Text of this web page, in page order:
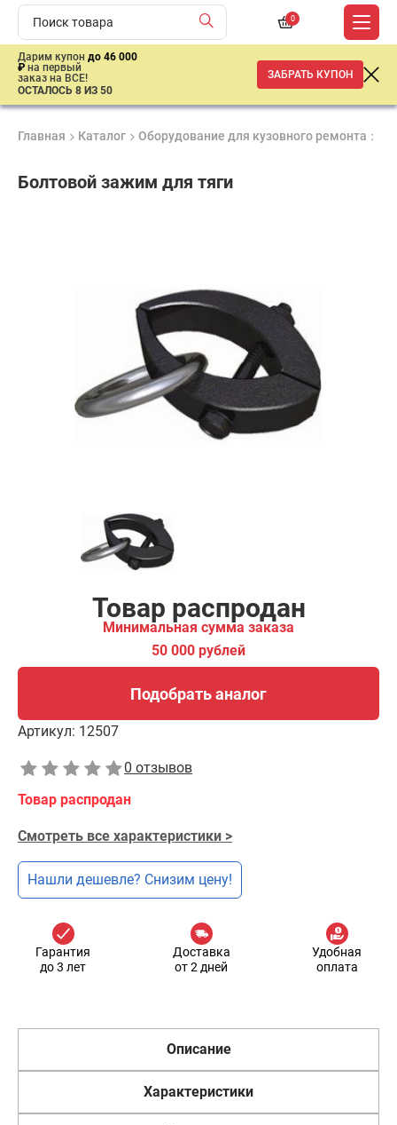
0
Дарим купон до 46 000
₽ на первый
заказ на ВСЕ!
ОСТАЛОСЬ 8 ИЗ 50
ЗАБРАТЬ КУПОН
Главная Каталог Оборудование для кузовного ремонта
Болтовой зажим для тяги
Товар распродан
Минимальная сумма заказа
50 000 рублей
Подобрать аналог
Артикул: 12507
0 отзывов
Товар распродан
Смотреть все характеристики >
Нашли дешевле? Снизим цену!
Гарантия
до 3 лет
Доставка
от 2 дней
Удобная
оплата
Описание
Характеристики
Подобрать аналог